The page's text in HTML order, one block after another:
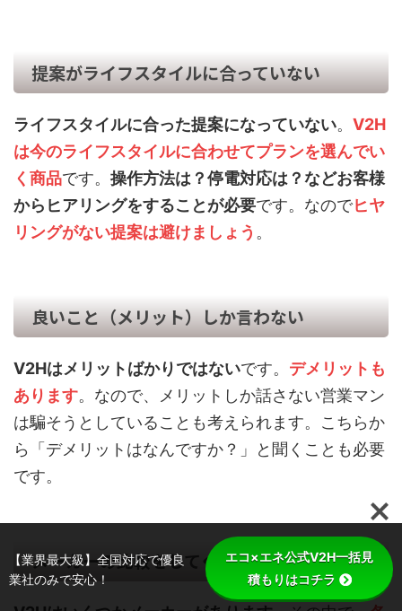
提案がライフスタイルに合っていない
ライフスタイルに合った提案になっていない。 V2H
は今のライフスタイルに合わせてプランを選んでい
く商品です。 操作方法は？停電対応は？などお客様
からヒアリングをすることが必要です。なのでヒヤ
リングがない提案は避けましょう 。
良いこと（メリット）しか言わない
V2Hはメリットばかりではないです。 デメリットも
あります。なので、メリットしか話さない営業マン
は騙そうとしていることも考えられます。こちらか
ら「デメリットはなんですか？」と聞くことも必要
です。
メーカーの比較をしてくれない
【業界最大級】全国対応で優良
業社のみで安心！
エコ×エネ公式V2H一括見
積もりはコチラ